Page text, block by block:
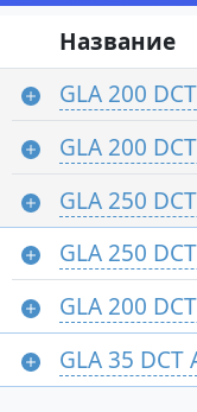
Название
GLA 200 DCT
GLA 200
GLA 250
GLA 250
GLA 200
GLA 35 DCT